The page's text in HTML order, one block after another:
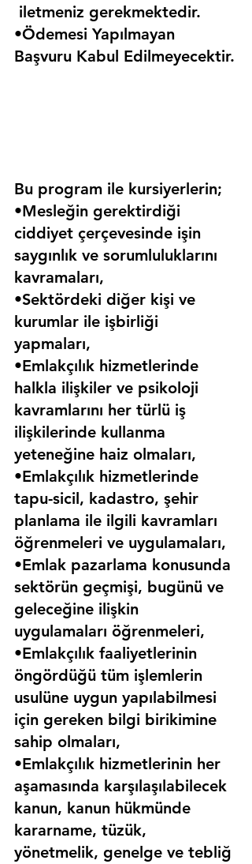
iletmeniz gerekmektedir.
•Ödemesi Yapılmayan
Başvuru Kabul Edilmeyecektir.
Bu program ile kursiyerlerin;
•Mesleğin gerektirdiği
ciddiyet çerçevesinde işin
saygınlık ve sorumluluklarını
kavramaları,
•Sektördeki diğer kişi ve
kurumlar ile işbirliği
yapmaları,
•Emlakçılık hizmetlerinde
halkla ilişkiler ve psikoloji
kavramlarını her türlü iş
ilişkilerinde kullanma
yeteneğine haiz olmaları,
•Emlakçılık hizmetlerinde
tapu-sicil, kadastro, şehir
planlama ile ilgili kavramları
öğrenmeleri ve uygulamaları,
•Emlak pazarlama konusunda
sektörün geçmişi, bugünü ve
geleceğine ilişkin
uygulamaları öğrenmeleri,
•Emlakçılık faaliyetlerinin
öngördüğü tüm işlemlerin
usulüne uygun yapılabilmesi
için gereken bilgi birikimine
sahip olmaları,
•Emlakçılık hizmetlerinin her
aşamasında karşılaşılabilecek
kanun, kanun hükmünde
kararname, tüzük,
yönetmelik, genelge ve tebliğ